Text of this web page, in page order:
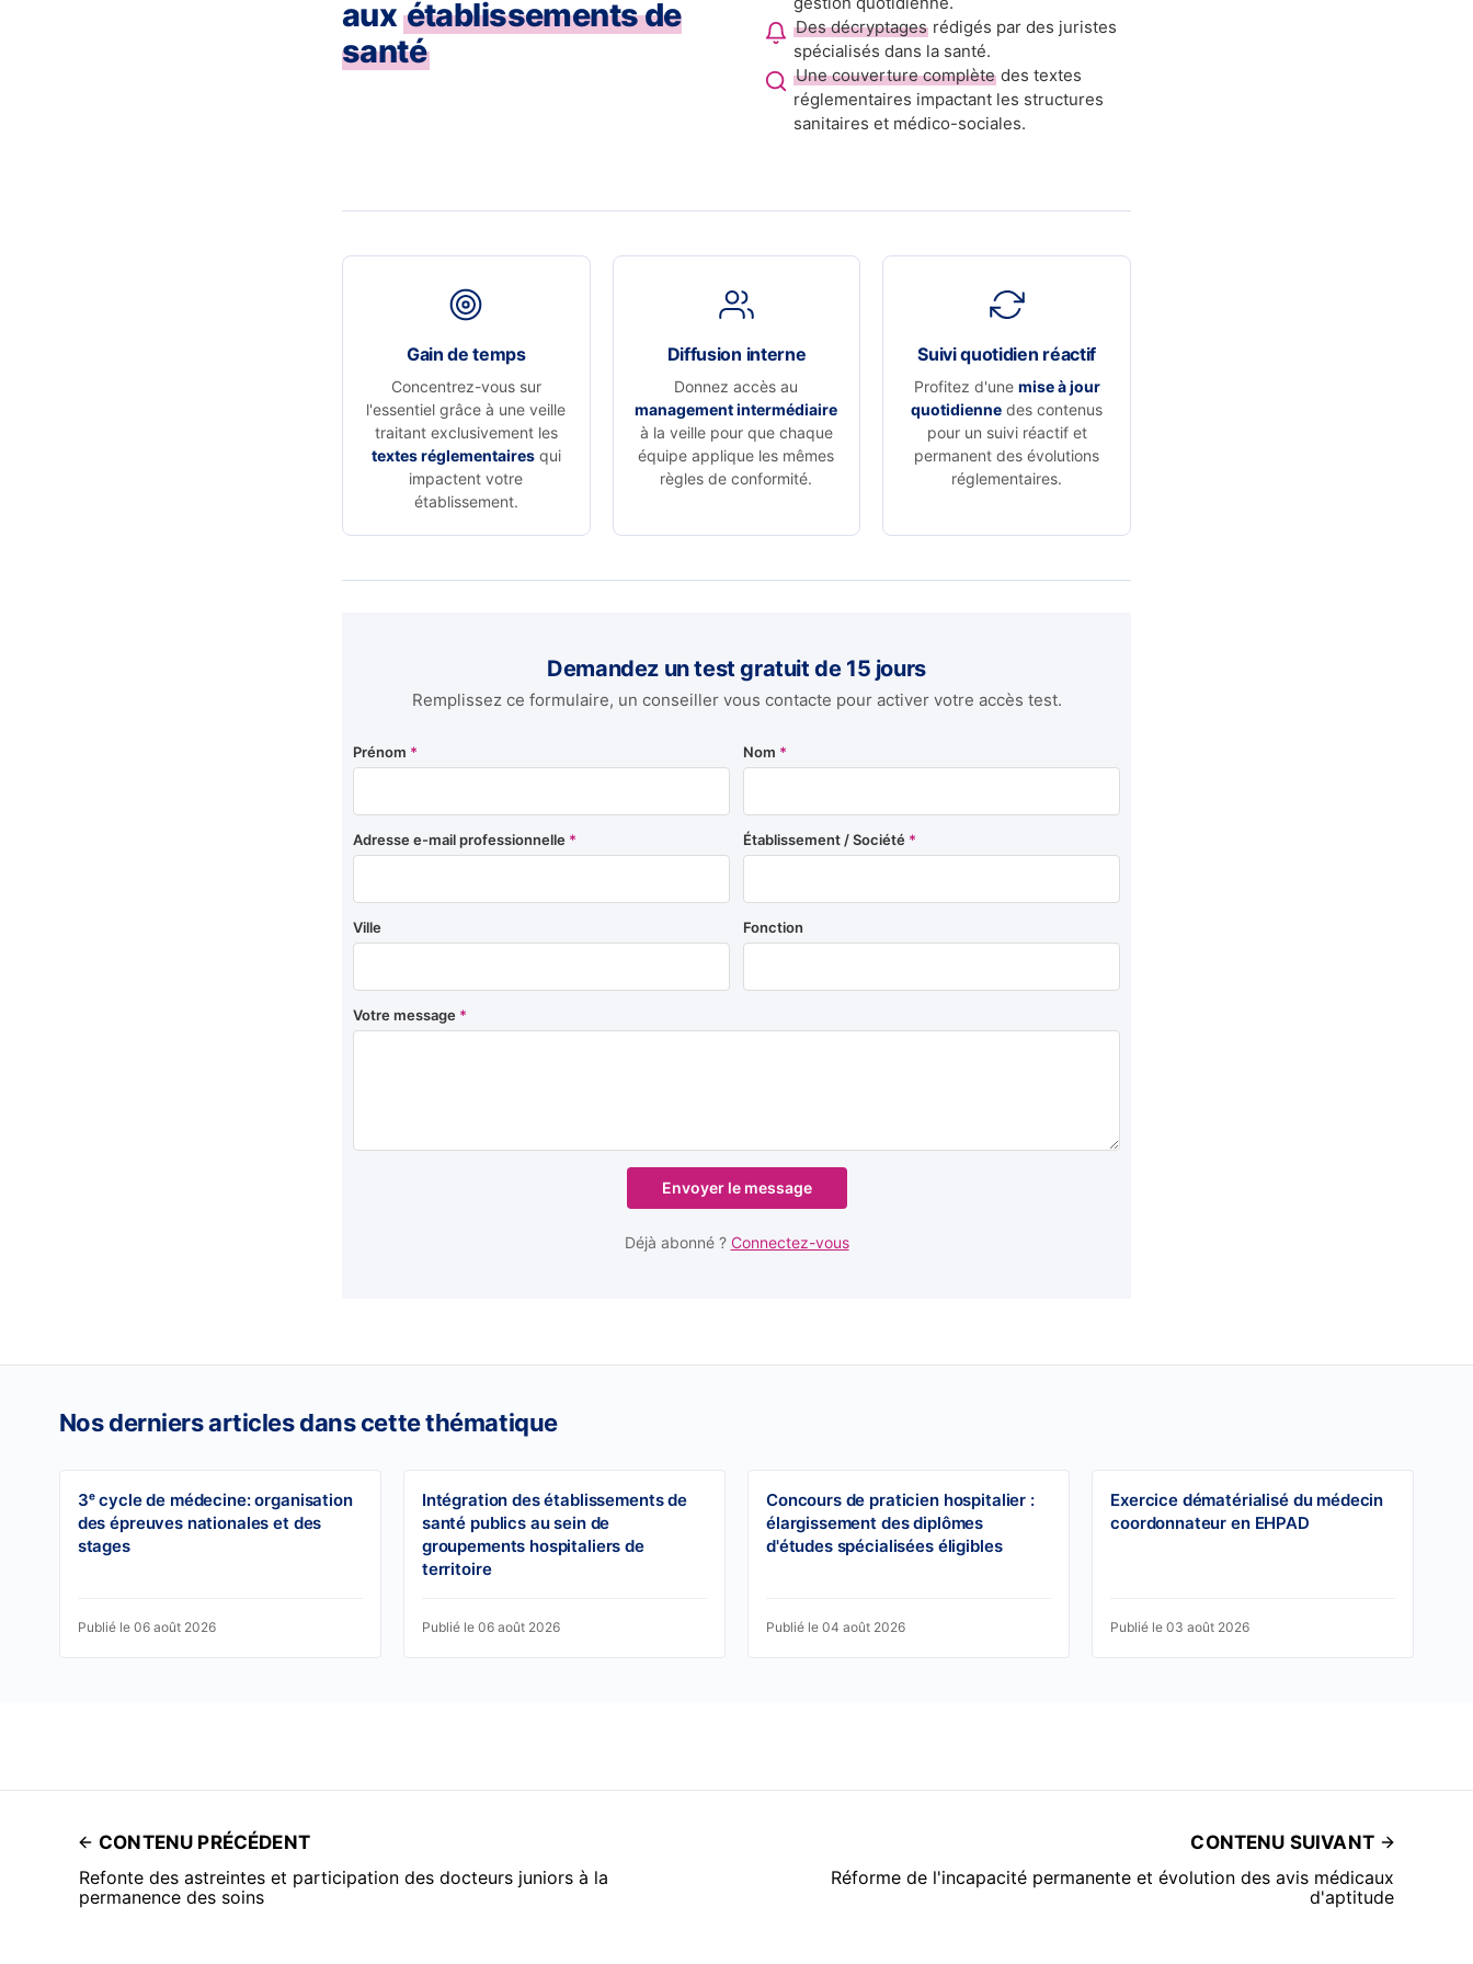
aux établissements de
santé
Des décryptages rédigés par des juristes
spécialisés dans la santé.
Une couverture complète des textes
réglementaires impactant les structures
sanitaires et médico-sociales.
Gain de temps
Concentrez-vous sur
l'essentiel grâce à une veille
traitant exclusivement les
textes réglementairesqui
impactent votre
établissement.
Diffusion interne
Donnez accès au
management intermédiaire
à la veille pour que chaque
équipe applique les mêmes
règles de conformité.
Suivi quotidien réactif
Profitez d'une mise à jour
quotidienne des contenus
pour un suivi réactif et
permanent des évolutions
réglementaires.
Demandez un test gratuit de 15 jours
Remplissez ce formulaire, un conseiller vous contacte pour activer votre accès test.
Prénom * Nom *
Adresse e-mail professionnelle * Établissement / Société *
Ville Fonction
Votre message *
Envoyer le message
Déjà abonné ? Connectez-vous
Nos derniers articles dans cette thématique
3ᵉ cycle de médecine: organisation
des épreuves nationales et des
stages
Publié le 06 août 2026
Intégration des établissements de
santé publics au sein de
groupements hospitaliers de
territoire
Publié le 06 août 2026
Concours de praticien hospitalier :
élargissement des diplômes
d'études spécialisées éligibles
Publié le 04 août 2026
Exercice dématérialisé du médecin
coordonnateur en EHPAD
Publié le 03 août 2026
CONTENU PRÉCÉDENT
Refonte des astreintes et participation des docteurs juniors à la
permanence des soins
CONTENU SUIVANT
Réforme de l'incapacité permanente et évolution des avis médicaux
d'aptitude